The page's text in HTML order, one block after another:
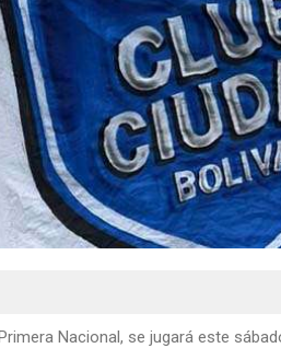
Nacional, se jugará este